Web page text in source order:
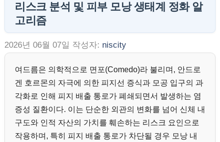
리스크 분석 및 피부 모낭 생태계 정화 알
고리즘
2026년 06월 07일 작성자: niscity
여드름은 의학적으로 면포(Comedo)라 불리며, 안드로
겐 호르몬의 자극에 의한 피지선 증식과 모공 입구의 과
각화로 인해 피지 배출 통로가 폐쇄되면서 발생하는 염
증성 질환이다. 이는 단순한 외관의 변화를 넘어 신체 내
구도와 인적 자산의 가치를 훼손하는 리스크 요인으로
작용하며, 특히 피지 배출 통로가 차단될 경우 모낭 내